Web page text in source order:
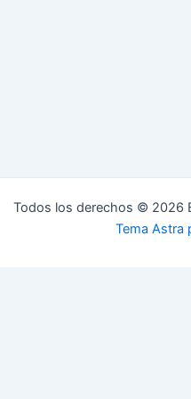
Todos los derechos © 2026
Tema Astra